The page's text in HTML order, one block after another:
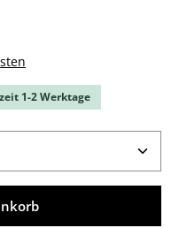
1-2 Werktage
Wert ein